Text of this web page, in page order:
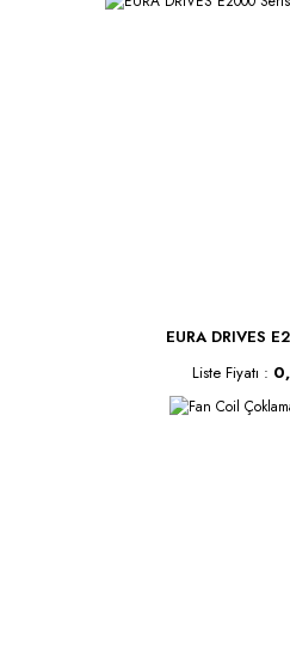
EURA DRIVES
Liste Fiyatı :